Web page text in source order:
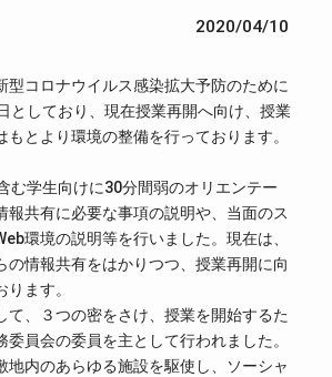
2020/04/10
型コロナウイルス感染拡大予防のために
としており、現在授業再開へ向け、授業
もとより環境の整備を行っております。
む学生向けに30分間弱のオリエンテー
報共有に必要な事項の説明や、当面のス
環境の説明等を行いました。現在は、
の情報共有をはかりつつ、授業再開に向
ます。
て、３つの密をさけ、授業を開始するた
委員会の委員を主として行われました。
地内のあらゆる施設を駆使し、ソーシャ